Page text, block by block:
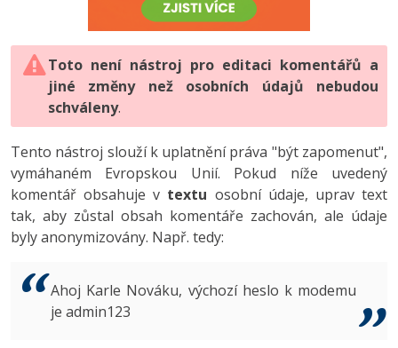
HTML5, CSS3, Bootstrap, SEO
SQL a databáze
Testování a verzování
UML a návrhové vzory
React
Spring
ASP.NET MVC
PHP
JavaScript
Python
HTML / CSS
UML a návrhové vzory
MySQL/MariaDB
MS-SQL
Vývojář mobilních aplikací
C# Game developer
Tester
Systémový administrátor
3D grafik
-80%
JavaScript -80%
PHP -80%
Swift -80%
Kotlin -80%
VB.NET
Digitální gramotnost
Marketing
WordPress
SEO
UX
Business
Copywriting
Photoshop -80%
Adobe Illustrator -80%
Adobe Lightroom
Adobe XD
Adobe InDesign -25%
Adobe After Effects
Inkscape
Toto není nástroj pro editaci komentářů a
jiné změny než osobních údajů nebudou
schváleny.
Tento nástroj slouží k uplatnění práva "být zapomenut",
vymáhaném Evropskou Unií. Pokud níže uvedený
komentář obsahuje v textu osobní údaje, uprav text
tak, aby zůstal obsah komentáře zachován, ale údaje
byly anonymizovány. Např. tedy:
Ahoj Karle Nováku, výchozí heslo k modemu
je admin123